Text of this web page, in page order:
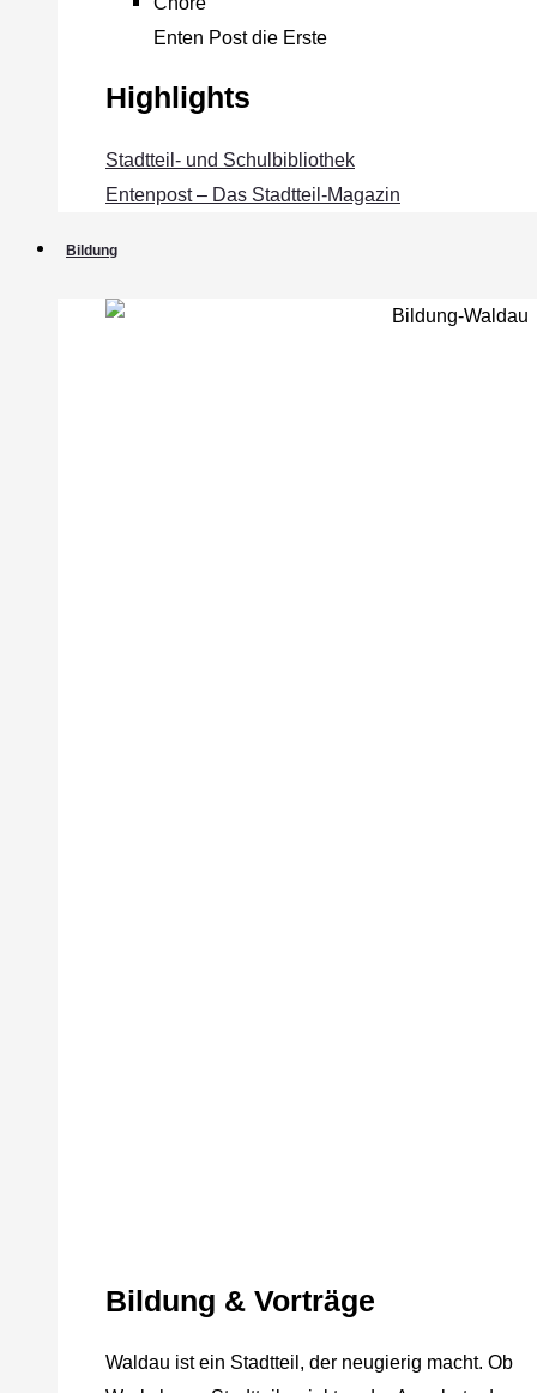
Enten Post die Erste
Highlights
Stadtteil- und Schulbibliothek
Entenpost – Das Stadtteil-Magazin
Bildung
Bildung & Vorträge
Waldau ist ein Stadtteil, der neugierig macht. Ob